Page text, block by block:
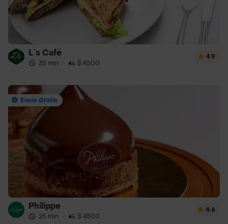
L´s Café
35 min · $ 4500
4.9
Envío Gratis
Philippe
25 min · $ 4500
4.6